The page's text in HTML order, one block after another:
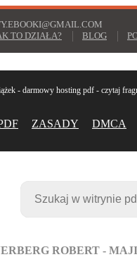
TO DZIAŁA? BLOG
- darmowy hosting pdf - czytaj
ZASADY DMCA
ROBERT -